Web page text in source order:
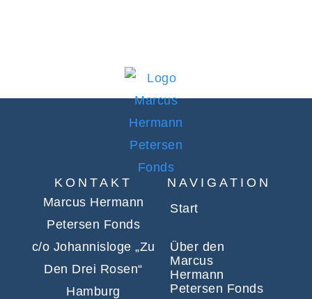
KONTAKT
Marcus Hermann
Petersen Fonds
c/o Johannisloge „Zu
Den Drei Rosen“
Hamburg
NAVIGATION
Start
Über den
Marcus
Hermann
Petersen Fonds